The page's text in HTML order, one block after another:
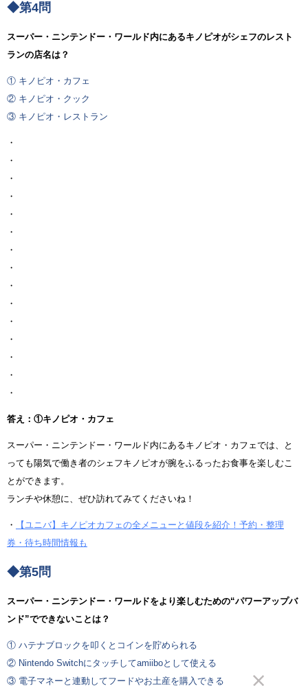
◆第4問
スーパー・ニンテンドー・ワールド内にあるキノピオがシェフのレスト
ランの店名は？
① キノピオ・カフェ
② キノピオ・クック
③ キノピオ・レストラン
・
・
・
・
・
・
・
・
・
・
・
・
・
・
・
答え：①キノピオ・カフェ
スーパー・ニンテンドー・ワールド内にあるキノピオ・カフェでは、と
っても陽気で働き者のシェフキノピオが腕をふるったお食事を楽しむこ
とができます。
ランチや休憩に、ぜひ訪れてみてくださいね！
・
【ユニバ】キノピオカフェの全メニューと値段を紹介！予約・整理
券・待ち時間情報も
◆第5問
スーパー・ニンテンドー・ワールドをより楽しむための“パワーアップバ
ンド”でできないことは？
① ハテナブロックを叩くとコインを貯められる
② Nintendo Switchにタッチしてamiiboとして使える
③ 電子マネーと連動してフードやお土産を購入できる